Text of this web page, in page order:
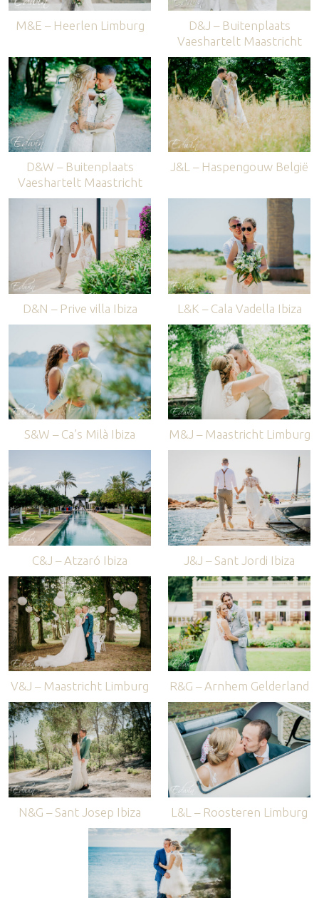
M&E – Heerlen Limburg
D&J – Buitenplaats
Vaeshartelt Maastricht
D&W – Buitenplaats
Vaeshartelt Maastricht
J&L – Haspengouw België
D&N – Prive villa Ibiza L&K – Cala Vadella Ibiza
S&W – Ca’s Milà Ibiza M&J – Maastricht Limburg
C&J – Atzaró Ibiza J&J – Sant Jordi Ibiza
V&J – Maastricht Limburg R&G – Arnhem Gelderland
N&G – Sant Josep Ibiza L&L – Roosteren Limburg